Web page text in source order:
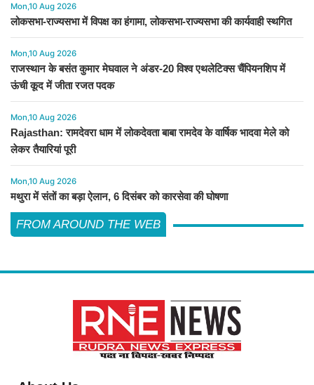
Mon,10 Aug 2026
लोकसभा-राज्यसभा में विपक्ष का हंगामा, लोकसभा-राज्यसभा की कार्यवाही स्थगित
Mon,10 Aug 2026
राजस्थान के बसंत कुमार मेघवाल ने अंडर-20 विश्व एथलेटिक्स चैंपियनशिप में
ऊंची कूद में जीता रजत पदक
Mon,10 Aug 2026
Rajasthan: रामदेवरा धाम में लोकदेवता बाबा रामदेव के वार्षिक भादवा मेले को
लेकर तैयारियां पूरी
Mon,10 Aug 2026
मथुरा में संतों का बड़ा ऐलान, 6 दिसंबर को कारसेवा की घोषणा
FROM AROUND THE WEB